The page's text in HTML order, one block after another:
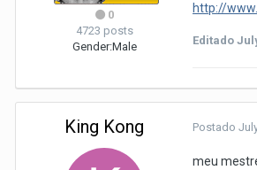
0
4723 posts
Gender:Male
http://
Editado
King Kong Postado
meu